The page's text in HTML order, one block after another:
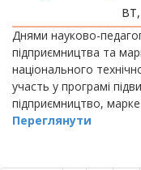
Днями науково-
підприємництва та
національного
участь у програмі
підприємництво,
Переглянути